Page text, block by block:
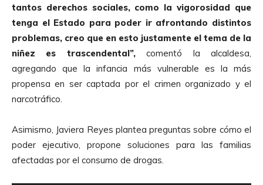
t
o
r
d
e
A
u
i
o
tantos derechos sociales, como la vigorosidad que
tenga el Estado para poder ir afrontando distintos
problemas, creo que en esto justamente el tema de la
niñez es trascendental”,comentó la alcaldesa,
agregando que la infancia más vulnerable es la más
propensa en ser captada por el crimen organizado y el
narcotráfico.
Asimismo, Javiera Reyes plantea preguntas sobre cómo el
poder ejecutivo, propone soluciones para las familias
afectadas por el consumo de drogas.